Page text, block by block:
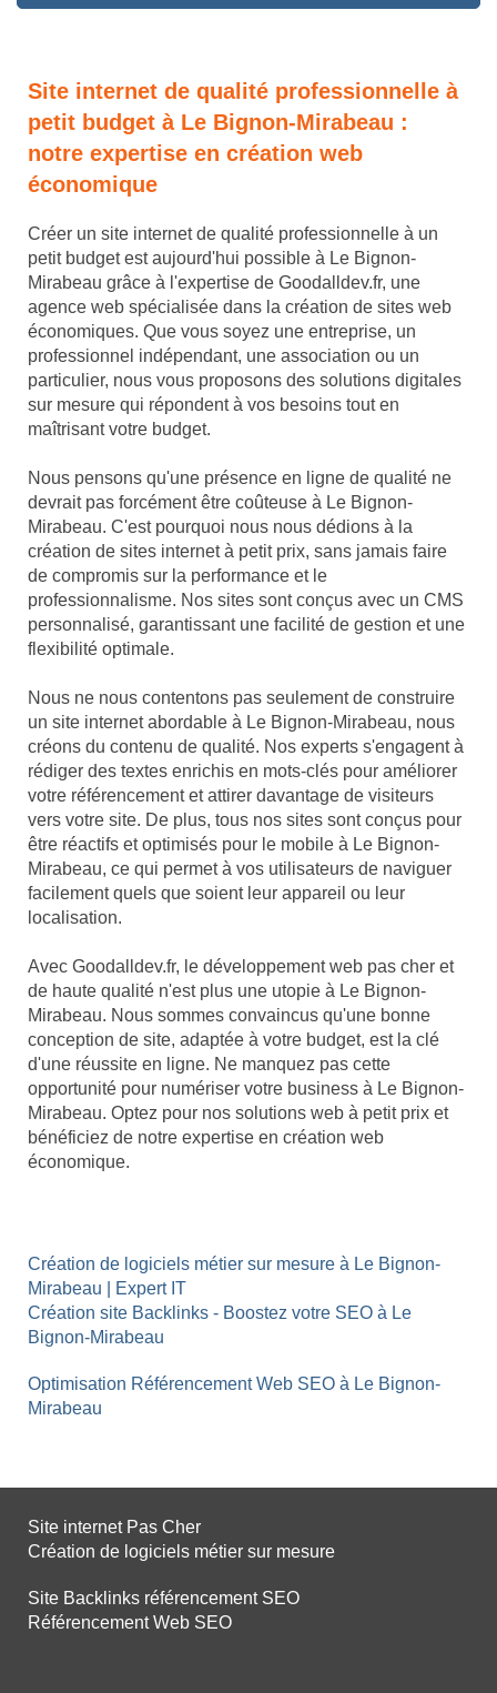
Site internet de qualité professionnelle à
petit budget à Le Bignon-Mirabeau :
notre expertise en création web
économique
Créer un site internet de qualité professionnelle à un
petit budget est aujourd'hui possible à Le Bignon-
Mirabeau grâce à l'expertise de Goodalldev.fr, une
agence web spécialisée dans la création de sites web
économiques. Que vous soyez une entreprise, un
professionnel indépendant, une association ou un
particulier, nous vous proposons des solutions digitales
sur mesure qui répondent à vos besoins tout en
maîtrisant votre budget.
Nous pensons qu'une présence en ligne de qualité ne
devrait pas forcément être coûteuse à Le Bignon-
Mirabeau. C'est pourquoi nous nous dédions à la
création de sites internet à petit prix, sans jamais faire
de compromis sur la performance et le
professionnalisme. Nos sites sont conçus avec un CMS
personnalisé, garantissant une facilité de gestion et une
flexibilité optimale.
Nous ne nous contentons pas seulement de construire
un site internet abordable à Le Bignon-Mirabeau, nous
créons du contenu de qualité. Nos experts s'engagent à
rédiger des textes enrichis en mots-clés pour améliorer
votre référencement et attirer davantage de visiteurs
vers votre site. De plus, tous nos sites sont conçus pour
être réactifs et optimisés pour le mobile à Le Bignon-
Mirabeau, ce qui permet à vos utilisateurs de naviguer
facilement quels que soient leur appareil ou leur
localisation.
Avec Goodalldev.fr, le développement web pas cher et
de haute qualité n'est plus une utopie à Le Bignon-
Mirabeau. Nous sommes convaincus qu'une bonne
conception de site, adaptée à votre budget, est la clé
d'une réussite en ligne. Ne manquez pas cette
opportunité pour numériser votre business à Le Bignon-
Mirabeau. Optez pour nos solutions web à petit prix et
bénéficiez de notre expertise en création web
économique.
Création de logiciels métier sur mesure à Le Bignon-
Mirabeau | Expert IT
Création site Backlinks - Boostez votre SEO à Le
Bignon-Mirabeau
Optimisation Référencement Web SEO à Le Bignon-
Mirabeau
Site internet Pas Cher
Création de logiciels métier sur mesure
Site Backlinks référencement SEO
Référencement Web SEO